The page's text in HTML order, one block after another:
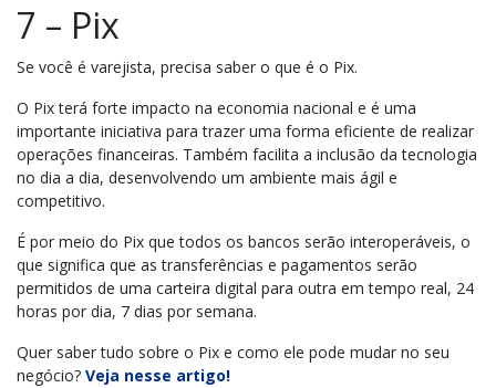
7 – Pix
Se você é varejista, precisa saber o que é o Pix.
O Pix terá forte impacto na economia nacional e é uma
importante iniciativa para trazer uma forma eficiente de realizar
operações financeiras. Também facilita a inclusão da tecnologia
no dia a dia, desenvolvendo um ambiente mais ágil e
competitivo.
É por meio do Pix que todos os bancos serão interoperáveis, o
que significa que as transferências e pagamentos serão
permitidos de uma carteira digital para outra em tempo real, 24
horas por dia, 7 dias por semana.
Quer saber tudo sobre o Pix e como ele pode mudar no seu
negócio? Veja nesse artigo!